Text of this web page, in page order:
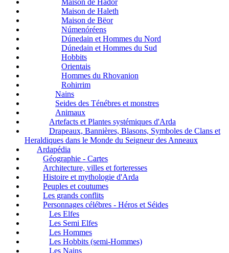
Maison de Haleth
Maison de Bëor
Númenóréens
Dúnedain et Hommes du Nord
Dúnedain et Hommes du Sud
Hobbits
Orientais
Hommes du Rhovanion
Rohirrim
Nains
Seides des Ténébres et monstres
Animaux
Artefacts et Plantes systémiques d'Arda
Drapeaux, Bannières, Blasons, Symboles de Clans et
Heraldiques dans le Monde du Seigneur des Anneaux
Ardapédia
Géographie - Cartes
Architecture, villes et forteresses
Histoire et mythologie d'Arda
Peuples et coutumes
Les grands conflits
Personnages célébres - Héros et Séides
Les Elfes
Les Semi Elfes
Les Hommes
Les Hobbits (semi-Hommes)
Les Nains